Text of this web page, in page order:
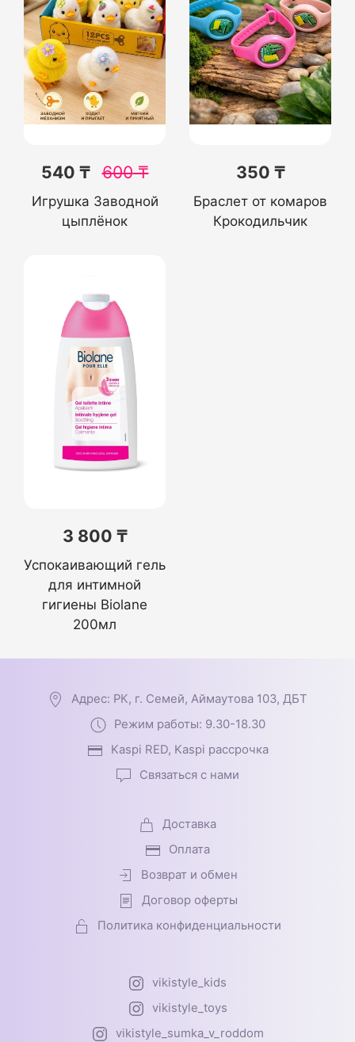
540 ₸ 600₸
Игрушка Заводной
цыплёнок
350 ₸
Браслет от комаров
Крокодильчик
3 800 ₸
Успокаивающий гель
для интимной
гигиены Biolane
200мл
Адрес: РК, г. Семей, Аймаутова 103, ДБТ
Режим работы: 9.30-18.30
Kaspi RED, Kaspi рассрочка
Связаться с нами
Доставка
Оплата
Возврат и обмен
Договор оферты
Политика конфиденциальности
vikistyle_kids
vikistyle_toys
vikistyle_sumka_v_roddom